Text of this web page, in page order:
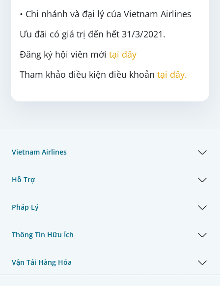
• Chi nhánh và đại lý của Vietnam Airlines
Ưu đãi có giá trị đến hết 31/3/2021.
Đăng ký hội viên mới tại đây
Tham khảo điều kiện điều khoản tại đây.
Vietnam Airlines
Hỗ Trợ
Pháp Lý
Thông Tin Hữu Ích
Vận Tải Hàng Hóa